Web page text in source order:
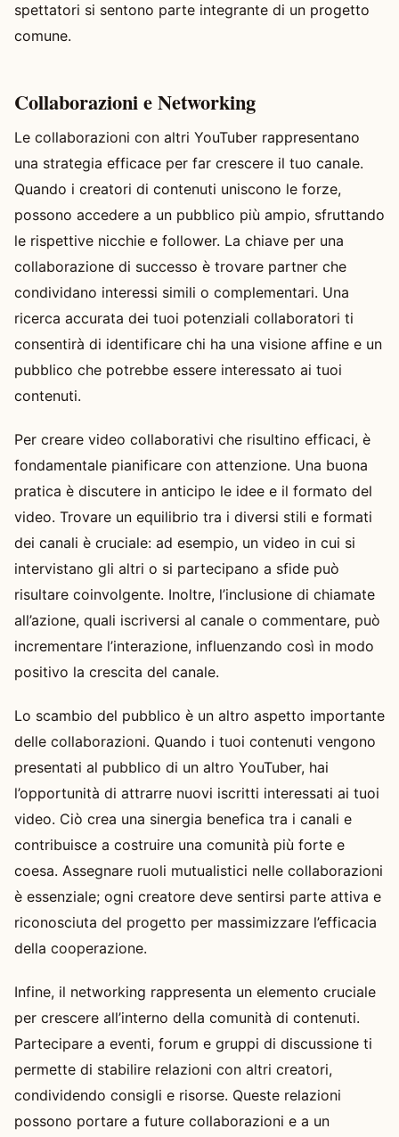
spettatori si sentono parte integrante di un progetto
comune.
Collaborazioni e Networking
Le collaborazioni con altri YouTuber rappresentano
una strategia efficace per far crescere il tuo canale.
Quando i creatori di contenuti uniscono le forze,
possono accedere a un pubblico più ampio, sfruttando
le rispettive nicchie e follower. La chiave per una
collaborazione di successo è trovare partner che
condividano interessi simili o complementari. Una
ricerca accurata dei tuoi potenziali collaboratori ti
consentirà di identificare chi ha una visione affine e un
pubblico che potrebbe essere interessato ai tuoi
contenuti.
Per creare video collaborativi che risultino efficaci, è
fondamentale pianificare con attenzione. Una buona
pratica è discutere in anticipo le idee e il formato del
video. Trovare un equilibrio tra i diversi stili e formati
dei canali è cruciale: ad esempio, un video in cui si
intervistano gli altri o si partecipano a sfide può
risultare coinvolgente. Inoltre, l’inclusione di chiamate
all’azione, quali iscriversi al canale o commentare, può
incrementare l’interazione, influenzando così in modo
positivo la crescita del canale.
Lo scambio del pubblico è un altro aspetto importante
delle collaborazioni. Quando i tuoi contenuti vengono
presentati al pubblico di un altro YouTuber, hai
l’opportunità di attrarre nuovi iscritti interessati ai tuoi
video. Ciò crea una sinergia benefica tra i canali e
contribuisce a costruire una comunità più forte e
coesa. Assegnare ruoli mutualistici nelle collaborazioni
è essenziale; ogni creatore deve sentirsi parte attiva e
riconosciuta del progetto per massimizzare l’efficacia
della cooperazione.
Infine, il networking rappresenta un elemento cruciale
per crescere all’interno della comunità di contenuti.
Partecipare a eventi, forum e gruppi di discussione ti
permette di stabilire relazioni con altri creatori,
condividendo consigli e risorse. Queste relazioni
possono portare a future collaborazioni e a un